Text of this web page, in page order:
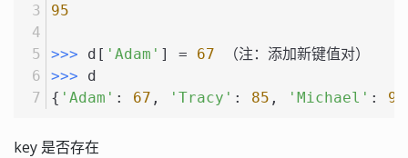
95
>>> d[ 'Adam' ] = 67 （注：添加新键值对）
>>> d
{ 'Adam' : 67 , 'Tracy' : 85 , 'Michael' : 95
key 是否存在